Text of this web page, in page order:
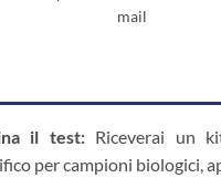
mail
il test: Riceverai un
per campioni biologici,